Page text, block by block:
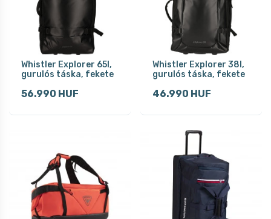
Whistler Explorer 65l,
gurulós táska, fekete
56.990 HUF
Whistler Explorer 38l,
gurulós táska, fekete
46.990 HUF